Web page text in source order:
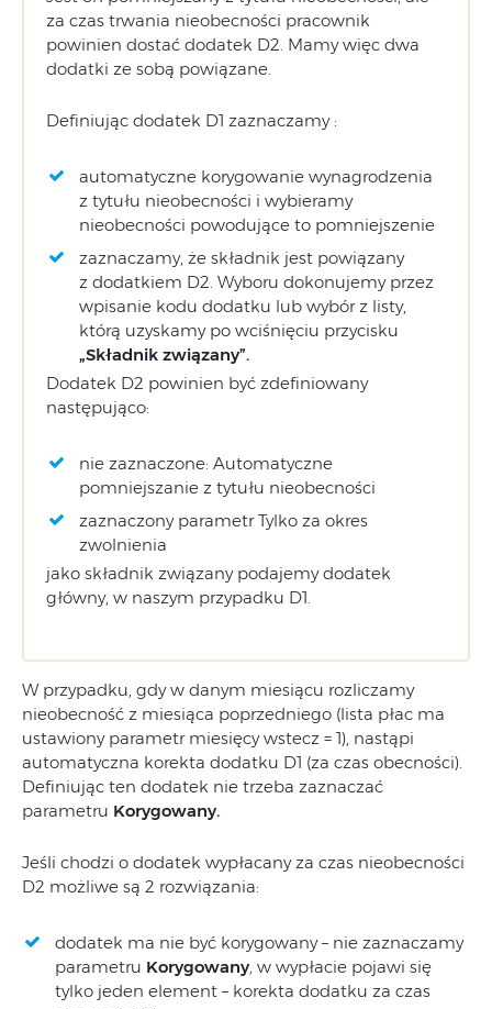
za czas trwania nieobecności pracownik
powinien dostać dodatek D2. Mamy więc dwa
dodatki ze sobą powiązane.
Definiując dodatek D1 zaznaczamy :
automatyczne korygowanie wynagrodzenia
z tytułu nieobecności i wybieramy
nieobecności powodujące to pomniejszenie
zaznaczamy, że składnik jest powiązany
z dodatkiem D2. Wyboru dokonujemy przez
wpisanie kodu dodatku lub wybór z listy,
którą uzyskamy po wciśnięciu przycisku
„Składnik związany”.
Dodatek D2 powinien być zdefiniowany
następująco:
nie zaznaczone: Automatyczne
pomniejszanie z tytułu nieobecności
zaznaczony parametr Tylko za okres
zwolnienia
jako składnik związany podajemy dodatek
główny, w naszym przypadku D1.
W przypadku, gdy w danym miesiącu rozliczamy
nieobecność z miesiąca poprzedniego (lista płac ma
ustawiony parametr miesięcy wstecz = 1), nastąpi
automatyczna korekta dodatku D1 (za czas obecności).
Definiując ten dodatek nie trzeba zaznaczać
parametru Korygowany.
Jeśli chodzi o dodatek wypłacany za czas nieobecności
D2 możliwe są 2 rozwiązania:
dodatek ma nie być korygowany – nie zaznaczamy
parametru Korygowany, w wypłacie pojawi się
tylko jeden element – korekta dodatku za czas